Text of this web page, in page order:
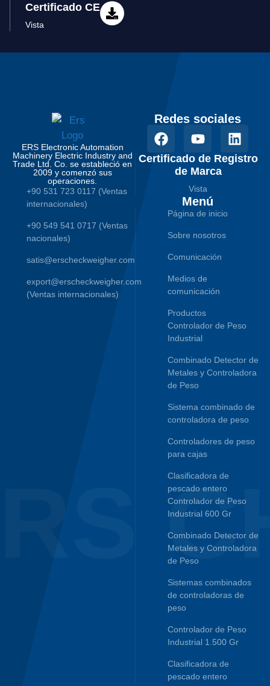
Certificado CE
Vista
ERS Electronic Automation
Machinery Electric Industry and
Trade Ltd. Co. se estableció en
2009 y comenzó sus
operaciones.
+90 531 723 0117 (Ventas
internacionales)
+90 549 541 0717 (Ventas
nacionales)
satis@erscheckweigher.com
export@erscheckweigher.com
(Ventas internacionales)
Redes sociales
Certificado de Registro
de Marca
Vista
Menú
Página de inicio
Sobre nosotros
Comunicación
Medios de
comunicación
Productos
Controlador de Peso
Industrial
Combinado Detector de
Metales y Controladora
de Peso
Sistema combinado de
controladora de peso
Controladores de peso
para cajas
Clasificadora de
pescado entero
Controlador de Peso
Industrial 600 Gr
Combinado Detector de
Metales y Controladora
de Peso
Sistemas combinados
de controladoras de
peso
Controlador de Peso
Industrial 1.500 Gr
Clasificadora de
pescado entero